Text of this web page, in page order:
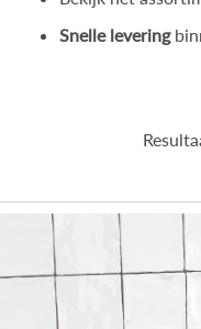
Snelle levering